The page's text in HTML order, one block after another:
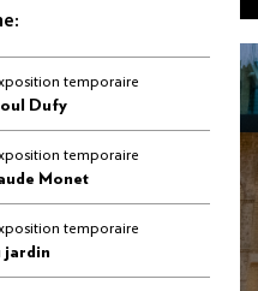
temporaire
Dufy
temporaire
Monet
temporaire
jardin